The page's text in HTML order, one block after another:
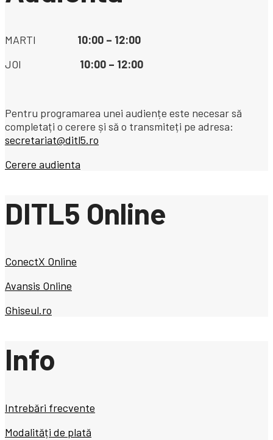
MARTI 10:00 – 12:00
JOI 10:00 – 12:00
Pentru programarea unei audiențe este necesar să
completați o cerere și să o transmiteți pe adresa:
secretariat@ditl5.ro
Cerere audienta
DITL5 Online
ConectX Online
Avansis Online
Ghiseul.ro
Info
Intrebări frecvente
Modalități de plată